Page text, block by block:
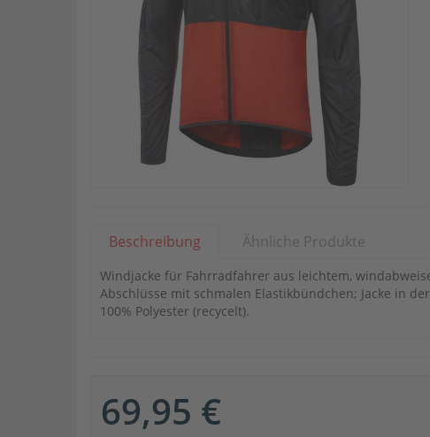
Beschreibung Ähnliche Produkte
Windjacke für Fahrradfahrer aus leichtem,
Abschlüsse mit schmalen Elastikbündchen; Jacke in
100% Polyester (recycelt).
69,95 €